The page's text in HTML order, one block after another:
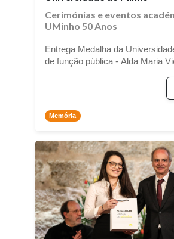
Cerimónias e eventos
UMinho 50 Anos
Entrega Medalha da
de função pública - Alda Maria
Memória